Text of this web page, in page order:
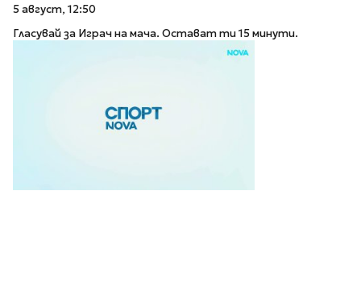
5 август, 12:50
Гласувай за Играч на мача. Остават ти 15 минути.